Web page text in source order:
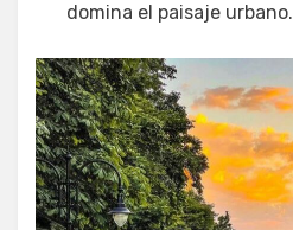
domina el paisaje urbano.